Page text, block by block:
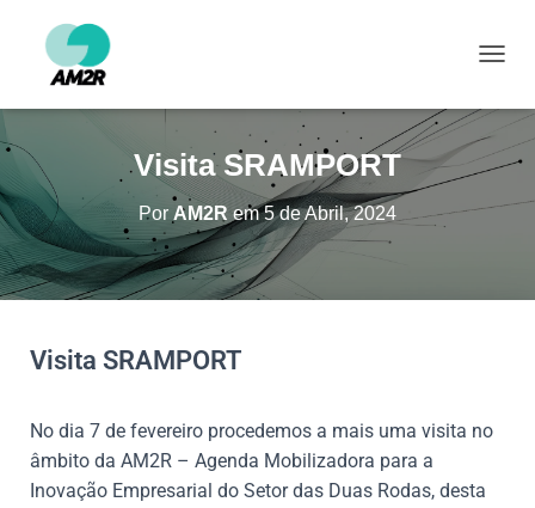
Visita SRAMPORT
Por AM2R em5 de Abril, 2024
Visita SRAMPORT
No dia 7 de fevereiro procedemos a mais uma visita no
âmbito da AM2R – Agenda Mobilizadora para a
Inovação Empresarial do Setor das Duas Rodas, desta